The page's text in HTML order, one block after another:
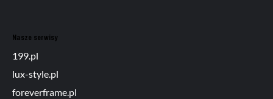
Nasze serwisy
199.pl
lux-style.pl
foreverframe.pl